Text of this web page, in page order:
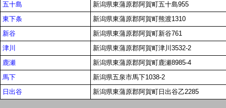
五十島
新潟県東蒲原郡阿賀町五十島955
東下条
新潟県東蒲原郡阿賀町熊渡1310
新谷
新潟県東蒲原郡阿賀町新谷761
津川
新潟県東蒲原郡阿賀町津川3532-2
鹿瀬
新潟県東蒲原郡阿賀町鹿瀬8985-4
馬下
新潟県五泉市馬下1038-2
日出谷
新潟県東蒲原郡阿賀町日出谷乙2285